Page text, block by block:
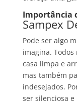
Importância
Sampex
Pode ser algo
imagina.
casa limpa e
mas também
indesejados.
ser silenciosa